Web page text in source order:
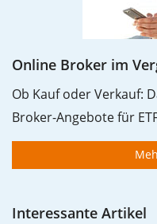
Online Broker im
Ob Kauf oder Verkauf:
Broker-Angebote für
Interessante Artikel